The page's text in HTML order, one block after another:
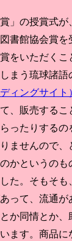
」の授賞式
書館協会賞
をいただく
まう琉球諸
ィングサイト
、販売する
ったりする
ませんので
かというの
た。そもそ
って、流通
か同情とか
ます。商品